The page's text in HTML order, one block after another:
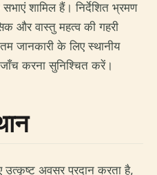
शामिल हैं। निर्देशित भ्रमण
और वास्तु महत्व की गहरी
जानकारी के लिए स्थानीय
करना सुनिश्चित करें।
उत्कृष्ट अवसर प्रदान करता है,